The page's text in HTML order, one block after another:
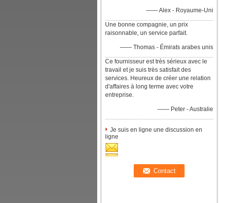
—— Alex - Royaume-Uni
Une bonne compagnie, un prix
raisonnable, un service parfait.
—— Thomas - Émirats arabes unis
Ce fournisseur est très sérieux avec le
travail et je suis très satisfait des
services. Heureux de créer une relation
d'affaires à long terme avec votre
entreprise.
—— Peter - Australie
Je suis en ligne une discussion en
ligne